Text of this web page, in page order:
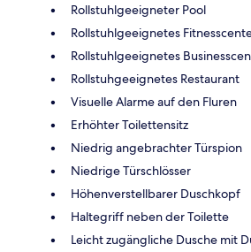
Rollstuhlgeeigneter Pool
Rollstuhlgeeignetes
Rollstuhlgeeignetes
Rollstuhgeeignetes Restaurant
Visuelle Alarme auf den Fluren
Erhöhter Toilettensitz
Niedrig angebrachter Türspion
Niedrige Türschlösser
Höhenverstellbarer Duschkopf
Haltegriff neben der Toilette
Leicht zugängliche Dusche mit